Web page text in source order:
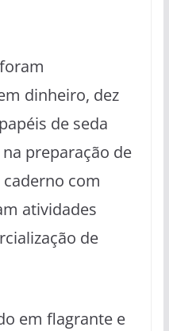
dinheiro, dez
de seda
preparação de
com
atividades
de
em flagrante e